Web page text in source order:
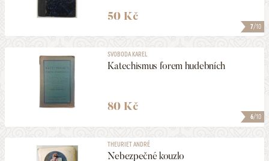
7/10
50 Kč
6/10
SVOBODA KAREL
Katechismus forem hudebních
80 Kč
THEURIET ANDRÉ
Nebezpečné kouzlo